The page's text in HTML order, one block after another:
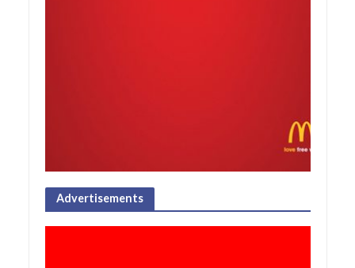
Advertisements